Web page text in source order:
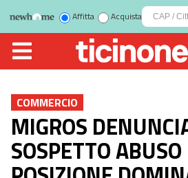
Affitta Acquista
COMMERCIO
MIGROS
SOSPETTO